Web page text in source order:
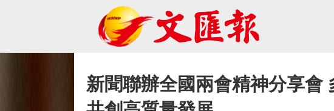
新聞聯辦全國兩會精神分享會